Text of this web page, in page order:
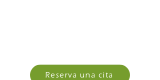
Reserva una cita